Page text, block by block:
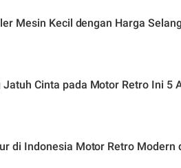
Mesin Kecil dengan Harga
Cinta pada Motor Retro Ini 5
di Indonesia Motor Retro